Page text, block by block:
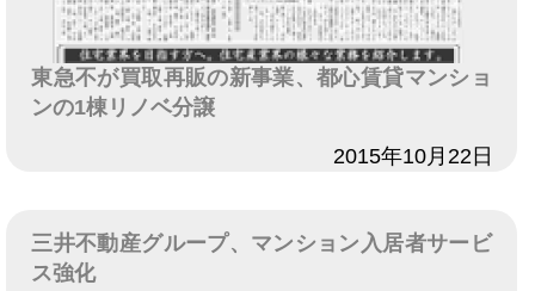
東急不が買取再販の新事業、都心賃貸マンショ
ンの1棟リノベ分譲
2015年10月22日
三井不動産グループ、マンション入居者サービ
ス強化